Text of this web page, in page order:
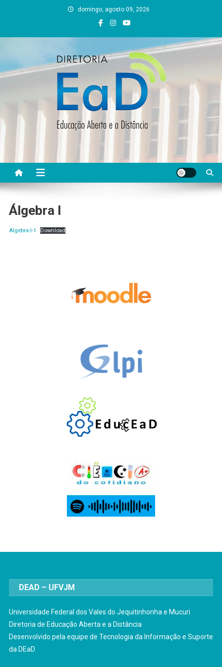
domingo, agosto 09, 2026
DEAD UFVJM
Álgebra l
Algebra-l-1 Download
DEAD – UFVJM
Universidade Federal dos Vales do Jequitinhonha e Mucuri
Diretoria de Educação Aberta e a Distância
Desenvolvido pela equipe de Tecnologia da Informação e Suporte
da DEaD